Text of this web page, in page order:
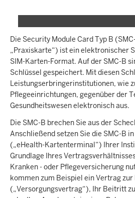
Die Security Module Card Typ B
„Praxiskarte“) ist ein elektronischer
SIM-Karten-Format. Auf der SMC-B
Schlüssel gespeichert. Mit diesen
Leistungserbringerinstitutionen, wie
Pflegeeinrichtungen, gegenüber der
Gesundheitswesen elektronisch aus.
Die SMC-B brechen Sie aus der
Anschließend setzen Sie die SMC-B
(„eHealth-Kartenterminal“) Ihrer
Grundlage Ihres
Kranken - oder Pflegeversicherung
kommen zum Beispiel ein Vertrag
(„Versorgungsvertrag“), Ihr Beitritt